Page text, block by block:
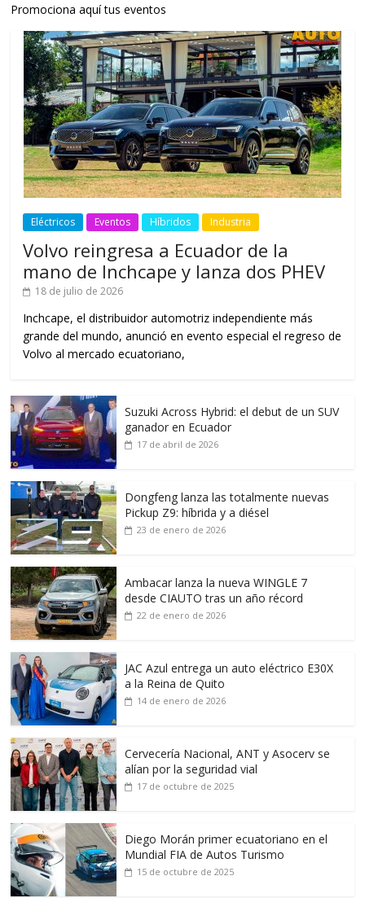
Promociona aquí tus eventos
Eléctricos Eventos Híbridos Industria
Volvo reingresa a Ecuador de la
mano de Inchcape y lanza dos PHEV
18 de julio de 2026
Inchcape, el distribuidor automotriz independiente más
grande del mundo, anunció en evento especial el regreso de
Volvo al mercado ecuatoriano,
Suzuki Across Hybrid: el debut de un SUV
ganador en Ecuador
17 de abril de 2026
Dongfeng lanza las totalmente nuevas
Pickup Z9: híbrida y a diésel
23 de enero de 2026
Ambacar lanza la nueva WINGLE 7
desde CIAUTO tras un año récord
22 de enero de 2026
JAC Azul entrega un auto eléctrico E30X
a la Reina de Quito
14 de enero de 2026
Cervecería Nacional, ANT y Asocerv se
alían por la seguridad vial
17 de octubre de 2025
Diego Morán primer ecuatoriano en el
Mundial FIA de Autos Turismo
15 de octubre de 2025